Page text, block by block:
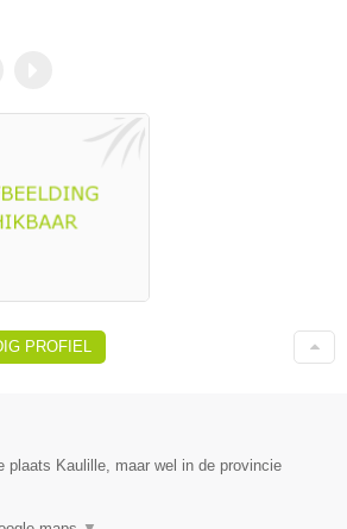
PROFIEL
plaats Kaulille, maar wel in de provincie